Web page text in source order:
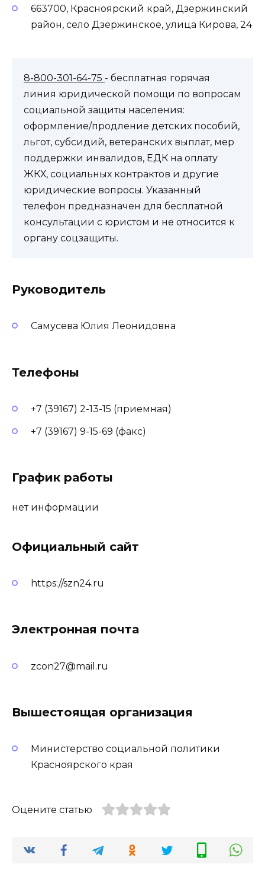
663700, Красноярский край, Дзержинский
район, село Дзержинское, улица Кирова, 24
8-800-301-64-75 - бесплатная горячая
линия юридической помощи по вопросам
социальной защиты населения:
оформление/продление детских пособий,
льгот, субсидий, ветеранских выплат, мер
поддержки инвалидов, ЕДК на оплату
ЖКХ, социальных контрактов и другие
юридические вопросы. Указанный
телефон предназначен для бесплатной
консультации с юристом и не относится к
органу соцзащиты.
Руководитель
Самусева Юлия Леонидовна
Телефоны
+7 (39167) 2-13-15 (приемная)
+7 (39167) 9-15-69 (факс)
График работы
нет информации
Официальный сайт
https://szn24.ru
Электронная почта
zcon27@mail.ru
Вышестоящая организация
Министерство социальной политики
Красноярского края
Оцените статью